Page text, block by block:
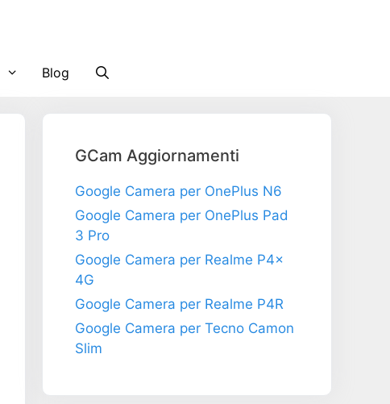
Blog
GCam Aggiornamenti
Google Camera per OnePlus N6
Google Camera per OnePlus Pad
3 Pro
Google Camera per Realme P4x
4G
Google Camera per Realme P4R
Google Camera per Tecno Camon
Slim